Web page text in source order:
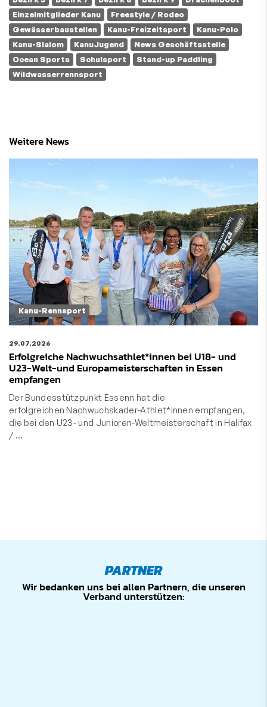
Einzelmitglieder Kanu
Freestyle / Rodeo
Gewässerbaustellen
Kanu-Freizeitsport
Kanu-Polo
Kanu-Slalom
KanuJugend
News Geschäftsstelle
Ocean Sports
Schulsport
Stand-up Paddling
Wildwasserrennsport
Weitere News
Kanu-Rennsport
29.07.2026
Erfolgreiche Nachwuchsathlet*innen bei U18- und
U23-Welt-und Europameisterschaften in Essen
empfangen
Der Bundesstützpunkt Essenn hat die
erfolgreichen Nachwuchskader-Athlet*innen empfangen,
die bei den U23- und Junioren-Weltmeisterschaft in Halifax
/ …
PARTNER
Wir bedanken uns bei allen Partnern, die unseren
Verband unterstützen: